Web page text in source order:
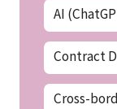
AI
Contract
Cross-